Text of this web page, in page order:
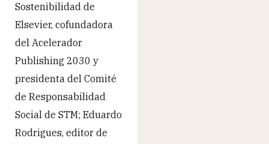
Sostenibilidad de
Elsevier, cofundadora
del Acelerador
Publishing 2030 y
presidenta del Comité
de Responsabilidad
Social de STM; Eduardo
Rodrigues, editor de